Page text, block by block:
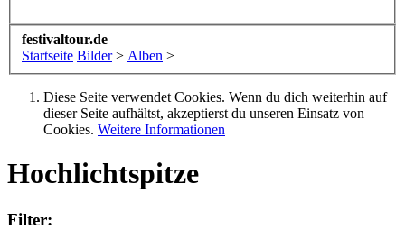
festivaltour.de
Startseite Bilder > Alben >
Diese Seite verwendet Cookies. Wenn du dich weiterhin auf
dieser Seite aufhältst, akzeptierst du unseren Einsatz von
Cookies. Weitere Informationen
Hochlichtspitze
Filter: